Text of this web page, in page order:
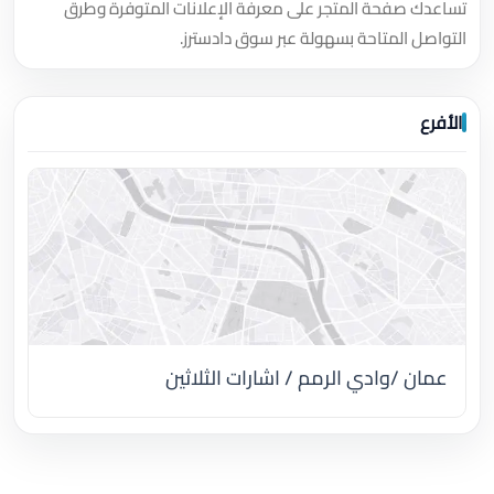
تساعدك صفحة المتجر على معرفة الإعلانات المتوفرة وطرق
التواصل المتاحة بسهولة عبر سوق دادسترز.
الأفرع
عمان /وادي الرمم / اشارات الثلاثين